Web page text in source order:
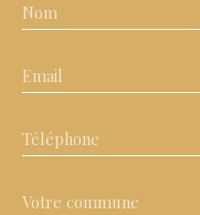
Nom
Email
Téléphone
Votre commune